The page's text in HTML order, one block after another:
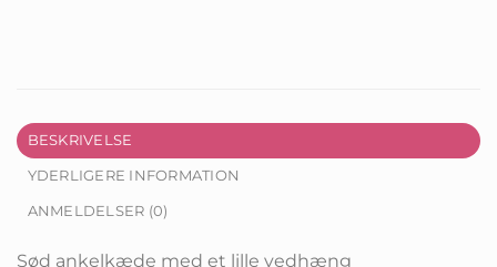
BESKRIVELSE
YDERLIGERE INFORMATION
ANMELDELSER (0)
Sød ankelkæde med et lille vedhæng